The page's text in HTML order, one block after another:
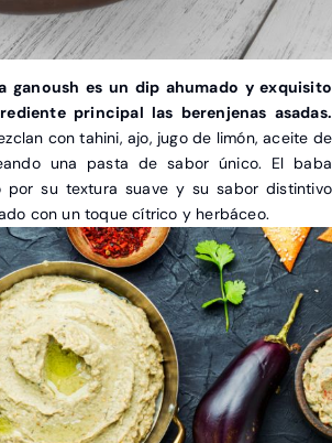
ganoush es un dip ahumado y exquisito
principal las berenjenas asadas.
con tahini, ajo, jugo de limón, aceite de
una pasta de sabor único. El baba
por su textura suave y su sabor distintivo
con un toque cítrico y herbáceo.